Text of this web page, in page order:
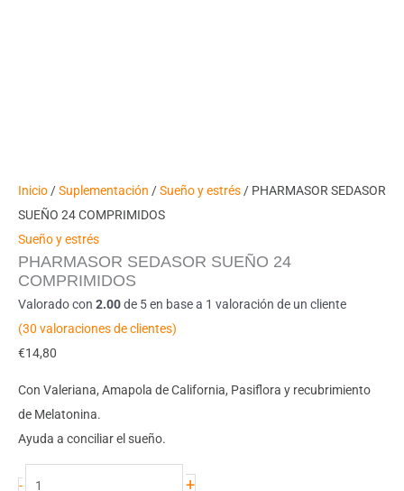
Inicio /Suplementación /Sueño y estrés / PHARMASOR SEDASOR
SUEÑO 24 COMPRIMIDOS
Sueño y estrés
PHARMASOR SEDASOR SUEÑO 24
COMPRIMIDOS
Valorado con 2.00de 5 en base a 1 valoración de un cliente
(30 valoraciones de clientes)
€14,80
Con Valeriana, Amapola de California, Pasiflora y recubrimiento
de Melatonina.
Ayuda a conciliar el sueño.
- +